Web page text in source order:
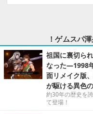
！ゲムスパ
祖国に裏切ら
なった―1998
面リメイク版
が駆ける異色
約30年の歴史を
て登場！